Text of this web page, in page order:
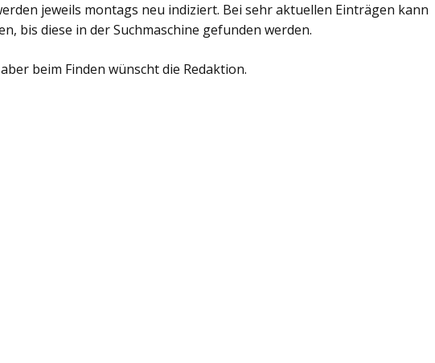
jeweils montags neu indiziert. Bei sehr aktuellen Einträgen kann
bis diese in der Suchmaschine gefunden werden.
beim Finden wünscht die Redaktion.